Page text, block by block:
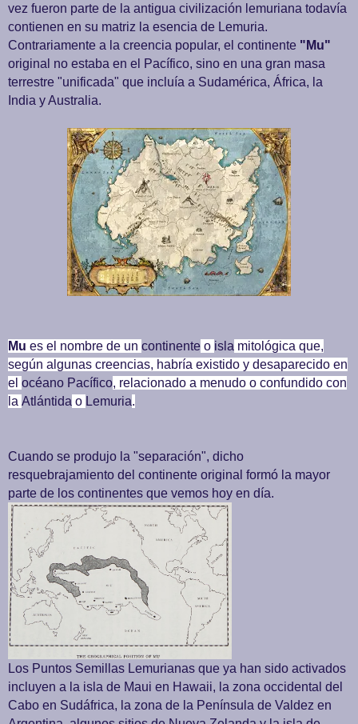
vez fueron parte de la antigua civilización lemuriana todavía
contienen en su matriz la esencia de Lemuria.
Contrariamente a la creencia popular, el continente "Mu"
original no estaba en el Pacífico, sino en una gran masa
terrestre "unificada" que incluía a Sudamérica, África, la
India y Australia.
Mu es el nombre de un continente o isla mitológica que,
según algunas creencias, habría existido y desaparecido en
el océano Pacífico, relacionado a menudo o confundido con
la Atlántida o Lemuria.
Cuando se produjo la "separación", dicho
resquebrajamiento del continente original formó la mayor
parte de los continentes que vemos hoy en día.
Los Puntos Semillas Lemurianas que ya han sido activados
incluyen a la isla de Maui en Hawaii, la zona occidental del
Cabo en Sudáfrica, la zona de la Península de Valdez en